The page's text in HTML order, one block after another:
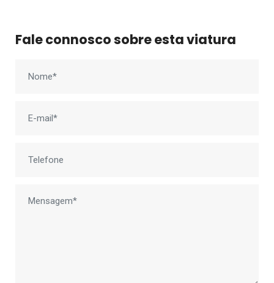
Fale connosco sobre esta viatura